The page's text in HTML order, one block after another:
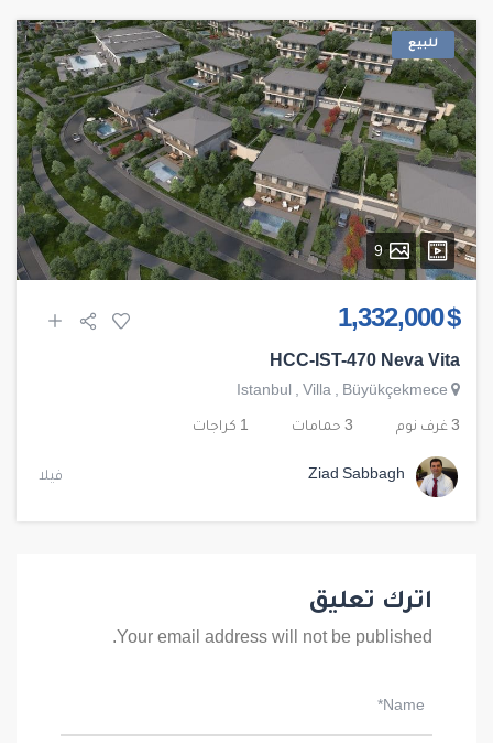
للبيع
9
$ 1,332,000
HCC-IST-470 Neva Vita
Istanbul , Villa , Büyükçekmece
3 غرف نوم 3 حمامات 1 كراجات
Ziad Sabbagh فيلا
اترك تعليق
Your email address will not be published.